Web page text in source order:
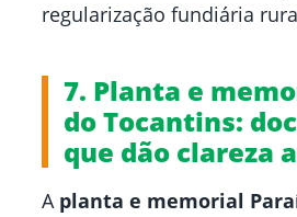
regularização fundiária
7. Planta e
do Tocantins:
que dão clareza
A planta e memorial